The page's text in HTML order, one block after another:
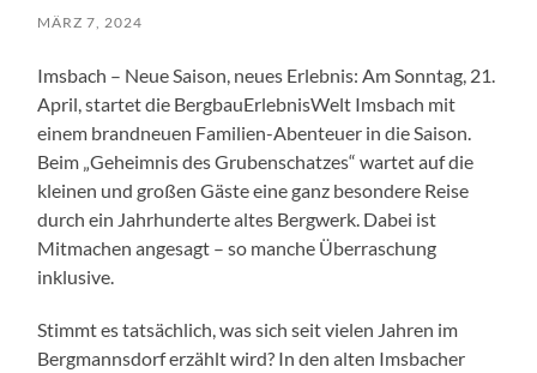
MÄRZ 7, 2024
Imsbach – Neue Saison, neues Erlebnis: Am Sonntag, 21.
April, startet die BergbauErlebnisWelt Imsbach mit
einem brandneuen Familien-Abenteuer in die Saison.
Beim „Geheimnis des Grubenschatzes“ wartet auf die
kleinen und großen Gäste eine ganz besondere Reise
durch ein Jahrhunderte altes Bergwerk. Dabei ist
Mitmachen angesagt – so manche Überraschung
inklusive.
Stimmt es tatsächlich, was sich seit vielen Jahren im
Bergmannsdorf erzählt wird? In den alten Imsbacher